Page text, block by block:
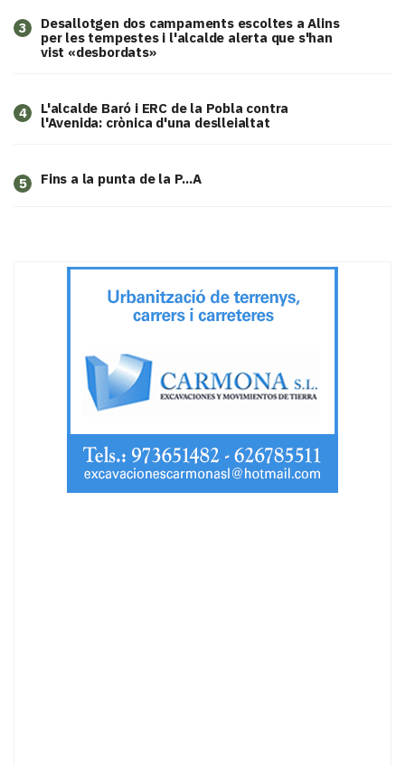
3
​Desallotgen dos campaments escoltes a Alins
per les tempestes i l'alcalde alerta que s'han
vist «desbordats»
4
L'alcalde Baró i ERC de la Pobla contra
l'Avenida: crònica d'una deslleialtat
5 Fins a la punta de la P...A